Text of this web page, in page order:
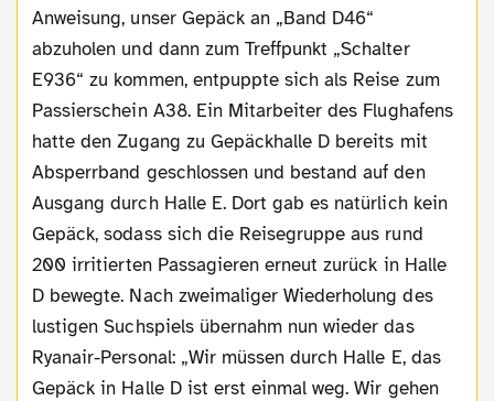
Anweisung, unser Gepäck an „Band D46“
abzuholen und dann zum Treffpunkt „Schalter
E936“ zu kommen, entpuppte sich als Reise zum
Passierschein A38. Ein Mitarbeiter des Flughafens
hatte den Zugang zu Gepäckhalle D bereits mit
Absperrband geschlossen und bestand auf den
Ausgang durch Halle E. Dort gab es natürlich kein
Gepäck, sodass sich die Reisegruppe aus rund
200 irritierten Passagieren erneut zurück in Halle
D bewegte. Nach zweimaliger Wiederholung des
lustigen Suchspiels übernahm nun wieder das
Ryanair-Personal: „Wir müssen durch Halle E, das
Gepäck in Halle D ist erst einmal weg. Wir gehen